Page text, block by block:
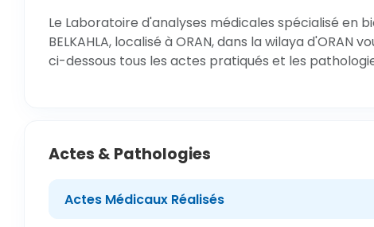
Le Laboratoire d'analyses médicales spécialisé en
BELKAHLA, localisé à ORAN, dans la wilaya d'ORAN
ci-dessous tous les actes pratiqués et les
Actes & Pathologies
Actes Médicaux Réalisés